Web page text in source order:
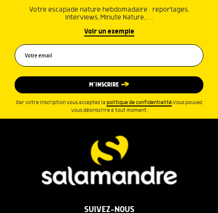
Votre escapade nature hebdomadaire : reportages,
interviews, Minute Nature, …
Voir un exemple
M’INSCRIRE
Par votre inscription vous acceptez la politique de confidentialité.Vous pouvez
vous désinscrire à tout moment.
SUIVEZ-NOUS